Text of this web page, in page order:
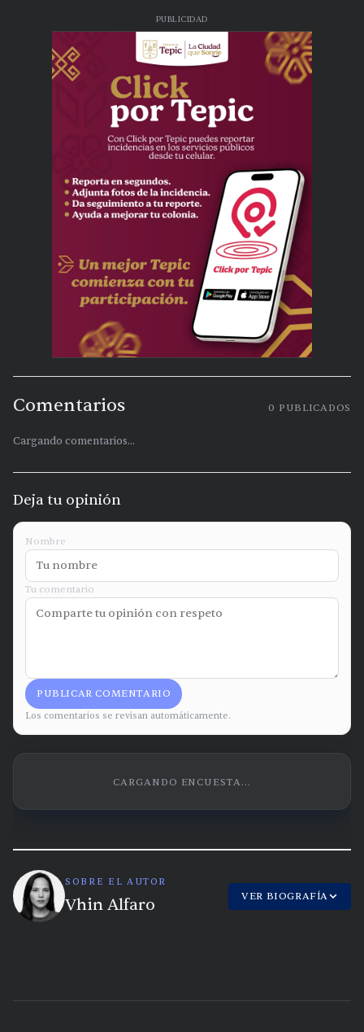
PUBLICIDAD
Comentarios 0 PUBLICADOS
Cargando comentarios...
Deja tu opinión
Nombre
Tu comentario
PUBLICAR COMENTARIO
Los comentarios se revisan automáticamente.
CARGANDO ENCUESTA...
SOBRE EL AUTOR
Vhin Alfaro VER BIOGRAFÍA